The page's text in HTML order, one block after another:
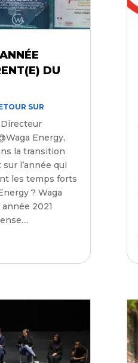
DU
SUR
Energy,
la transition
l’année qui
les temps forts
? Waga
2021